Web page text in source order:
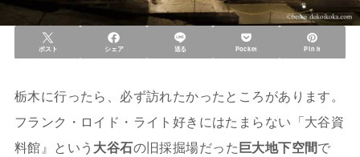
ポスト シェア 送る Pocket Pin it
栃木に行ったら、必ず訪れたかったところがあります。
フランク・ロイド・ライト好きにはたまらない「大谷資
料館』という 大谷石の旧採掘場だった巨大地下空間で